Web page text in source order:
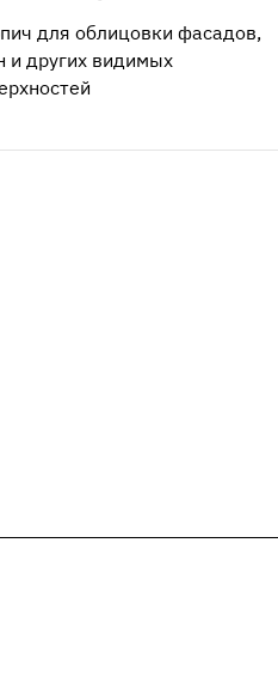
для облицовки фасадов,
и других видимых